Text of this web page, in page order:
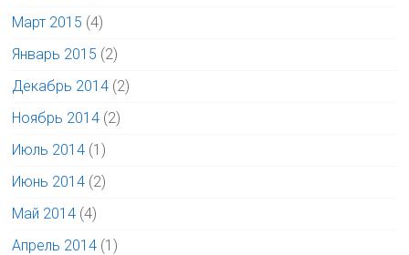
Март 2015 (4)
Январь 2015 (2)
Декабрь 2014 (2)
Ноябрь 2014 (2)
Июль 2014 (1)
Июнь 2014 (2)
Май 2014 (4)
Апрель 2014 (1)